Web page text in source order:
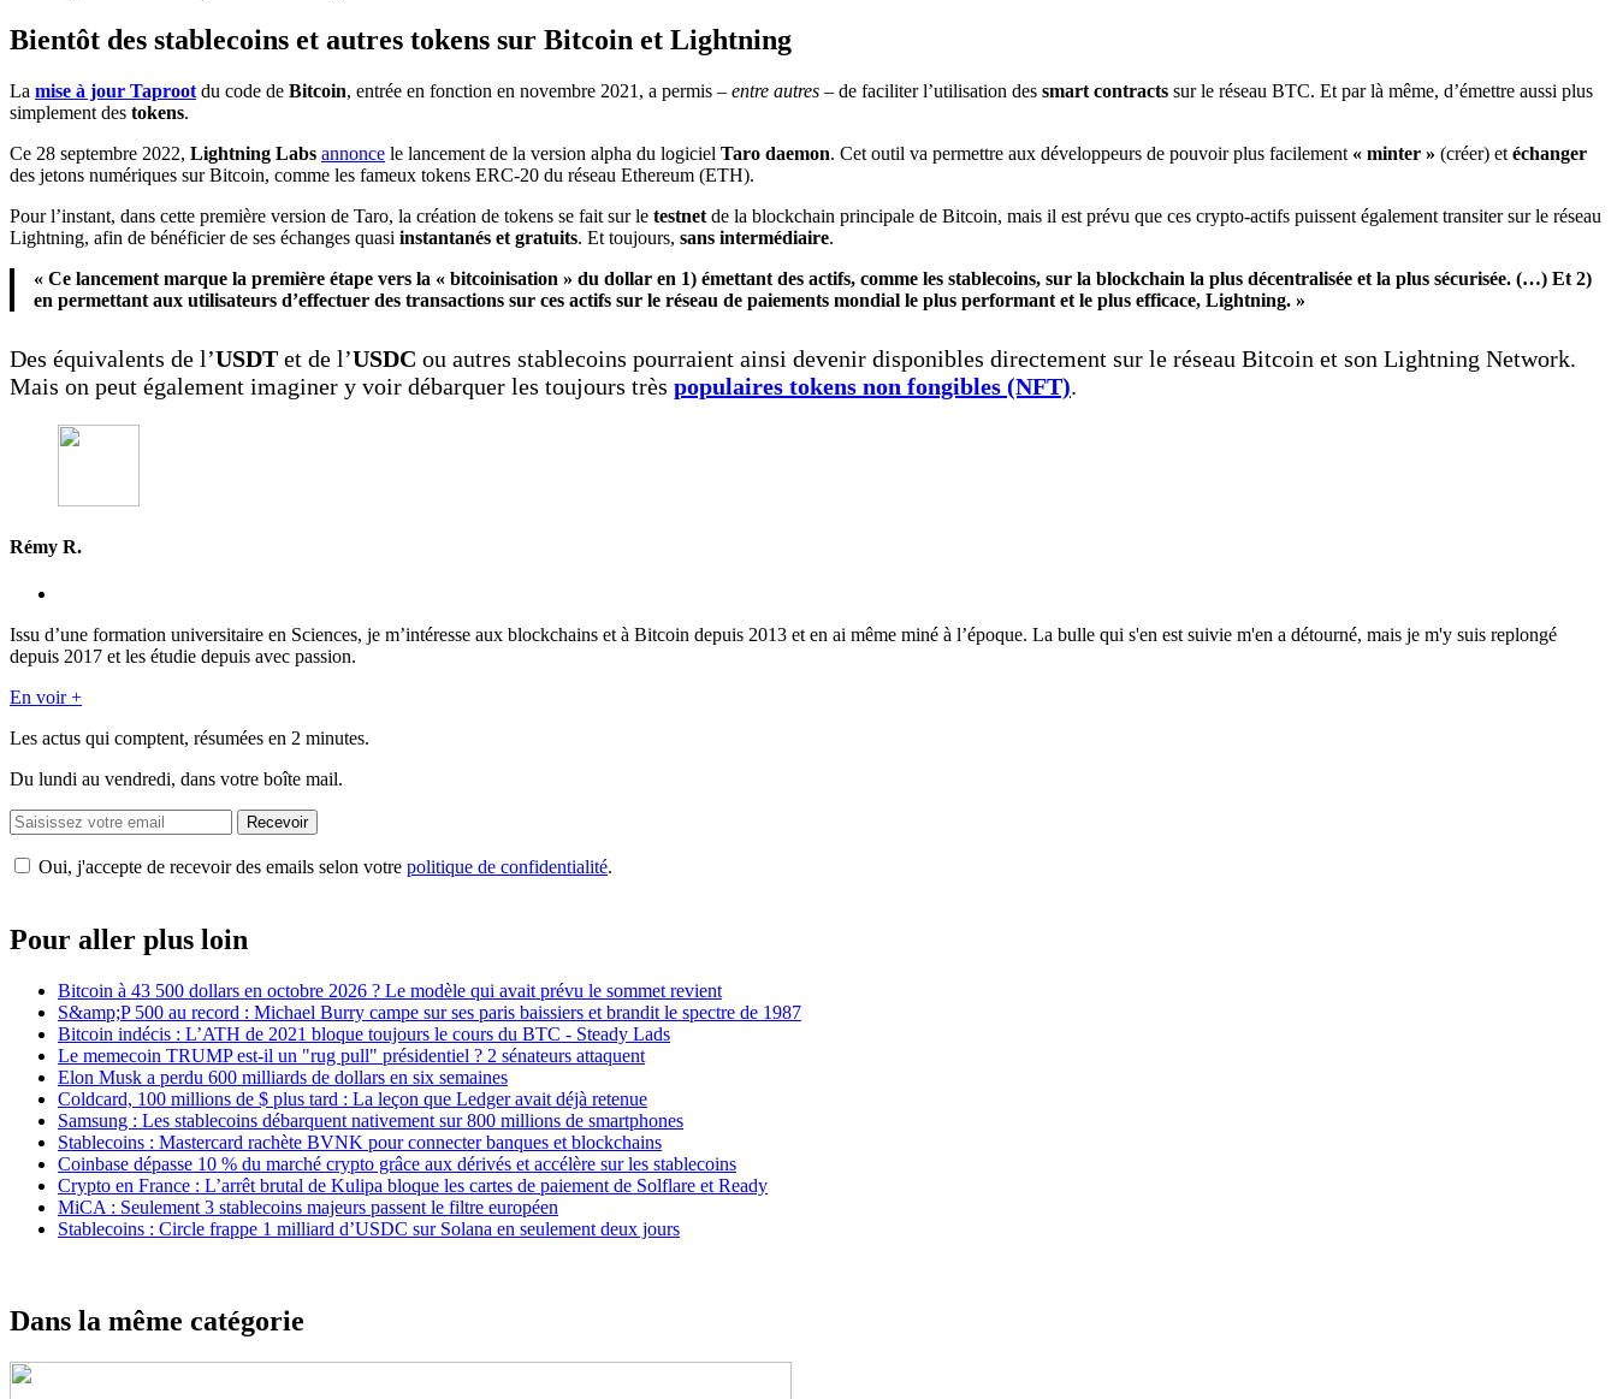
Bientôt des stablecoins et autres tokens sur Bitcoin et Lightning
La mise à jour Taproot du code de Bitcoin, entrée en fonction en novembre 2021, a permis – entre autres – de faciliter l’utilisation des smart contracts sur le réseau BTC. Et par là même, d’émettre aussi plus
simplement des tokens.
Ce 28 septembre 2022, Lightning Labs annonce le lancement de la version alpha du logiciel Taro daemon. Cet outil va permettre aux développeurs de pouvoir plus facilement « minter » (créer) et échanger
des jetons numériques sur Bitcoin, comme les fameux tokens ERC-20 du réseau Ethereum (ETH).
Pour l’instant, dans cette première version de Taro, la création de tokens se fait sur le testnet de la blockchain principale de Bitcoin, mais il est prévu que ces crypto-actifs puissent également transiter sur le réseau
Lightning, afin de bénéficier de ses échanges quasi instantanés et gratuits. Et toujours, sans intermédiaire.
« Ce lancement marque la première étape vers la « bitcoinisation » du dollar en 1) émettant des actifs, comme les stablecoins, sur la blockchain la plus décentralisée et la plus sécurisée. (…) Et 2)
en permettant aux utilisateurs d’effectuer des transactions sur ces actifs sur le réseau de paiements mondial le plus performant et le plus efficace, Lightning. »
Des équivalents de l’USDT et de l’USDC ou autres stablecoins pourraient ainsi devenir disponibles directement sur le réseau Bitcoin et son Lightning Network.
Mais on peut également imaginer y voir débarquer les toujours très populaires tokens non fongibles (NFT).
Rémy R.
Issu d’une formation universitaire en Sciences, je m’intéresse aux blockchains et à Bitcoin depuis 2013 et en ai même miné à l’époque. La bulle qui s'en est suivie m'en a détourné, mais je m'y suis replongé
depuis 2017 et les étudie depuis avec passion.
En voir +
Les actus qui comptent, résumées en 2 minutes.
Du lundi au vendredi, dans votre boîte mail.
Recevoir
Oui, j'accepte de recevoir des emails selon votre politique de confidentialité.
Pour aller plus loin
Bitcoin à 43 500 dollars en octobre 2026 ? Le modèle qui avait prévu le sommet revient
S&amp;P 500 au record : Michael Burry campe sur ses paris baissiers et brandit le spectre de 1987
Bitcoin indécis : L’ATH de 2021 bloque toujours le cours du BTC - Steady Lads
Le memecoin TRUMP est-il un "rug pull" présidentiel ? 2 sénateurs attaquent
Elon Musk a perdu 600 milliards de dollars en six semaines
Coldcard, 100 millions de $ plus tard : La leçon que Ledger avait déjà retenue
Samsung : Les stablecoins débarquent nativement sur 800 millions de smartphones
Stablecoins : Mastercard rachète BVNK pour connecter banques et blockchains
Coinbase dépasse 10 % du marché crypto grâce aux dérivés et accélère sur les stablecoins
Crypto en France : L’arrêt brutal de Kulipa bloque les cartes de paiement de Solflare et Ready
MiCA : Seulement 3 stablecoins majeurs passent le filtre européen
Stablecoins : Circle frappe 1 milliard d’USDC sur Solana en seulement deux jours
Dans la même catégorie